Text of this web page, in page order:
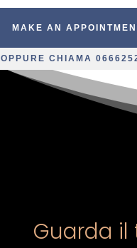
MAKE AN
OPPURE CHIAMA
Guarda il